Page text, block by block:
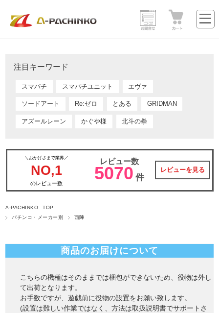
注目キーワード
スマパチ スマパチユニット エヴァ
ソードアート Re:ゼロ とある GRIDMAN
アズールレーン かぐや様 北斗の拳
＼おかげさまで業界／
NO,1
のレビュー数
レビュー数
5070 件
レビューを見る
A-PACHINKO TOP
パチンコ・メーカー別
西陣
商品のお届けについて
こちらの機種はそのままでは梱包ができないため、役物は外し
て出荷となります。
お手数ですが、遊戯前に役物の設置をお願い致します。
(設置は難しい作業ではなく、方法は取扱説明書でサポートさ